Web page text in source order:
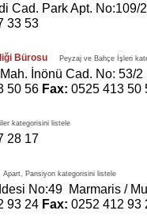
Cad. Park Apt. No:109/
33 53
Bürosu Peyzaj ve Bahçe İşleri
İnönü Cad. No: 53/
50 56 Fax: 0525 413 50
kategorisini listele
28 17
Apart, Pansiyon kategorisini listele
No:49 Marmaris /
93 24 Fax: 0252 412 93